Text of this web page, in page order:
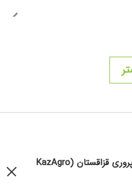
ویدئوی نمایشگاه کشاورزی و دامپروری قزاقستان (KazAgro